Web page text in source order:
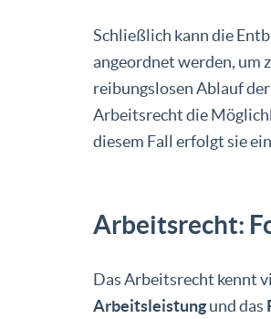
Schließlich kann die
angeordnet werden, um
reibungslosen Ablauf
Arbeitsrecht die
diesem Fall erfolgt sie
Arbeitsrecht:
Das Arbeitsrecht kennt
Arbeitsleistungund das